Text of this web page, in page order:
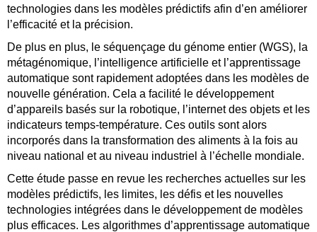
technologies dans les modèles prédictifs afin d’en améliorer
l’efficacité et la précision.
De plus en plus, le séquençage du génome entier (WGS), la
métagénomique, l’intelligence artificielle et l’apprentissage
automatique sont rapidement adoptées dans les modèles de
nouvelle génération. Cela a facilité le développement
d’appareils basés sur la robotique, l’internet des objets et les
indicateurs temps-température. Ces outils sont alors
incorporés dans la transformation des aliments à la fois au
niveau national et au niveau industriel à l’échelle mondiale.
Cette étude passe en revue les recherches actuelles sur les
modèles prédictifs, les limites, les défis et les nouvelles
technologies intégrées dans le développement de modèles
plus efficaces. Les algorithmes d’apprentissage automatique